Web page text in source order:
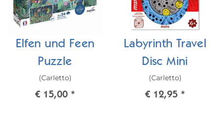
Elfen und Feen
Puzzle
(Carletto)
€ 15,00 *
Labyrinth Travel
Disc Mini
(Carletto)
€ 12,95 *